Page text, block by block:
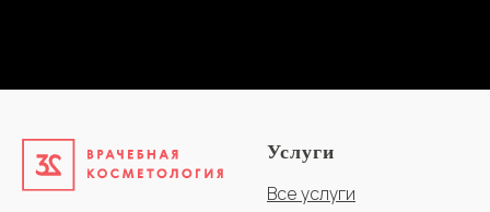
Услуги
Все услуги